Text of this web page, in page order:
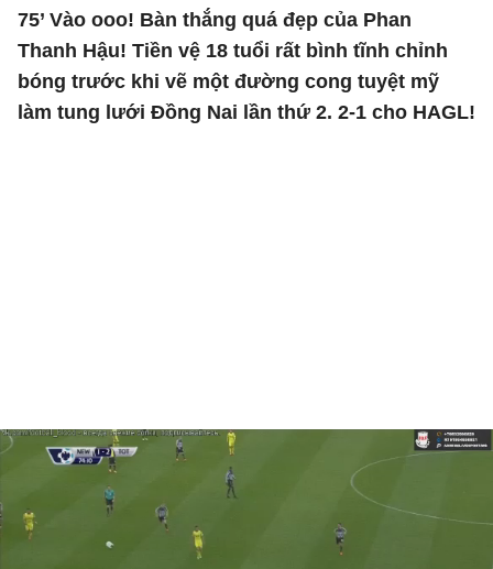
75’ Vào ooo! Bàn thắng quá đẹp của Phan
Thanh Hậu! Tiền vệ 18 tuổi rất bình tĩnh chỉnh
bóng trước khi vẽ một đường cong tuyệt mỹ
làm tung lưới Đồng Nai lần thứ 2. 2-1 cho HAGL!